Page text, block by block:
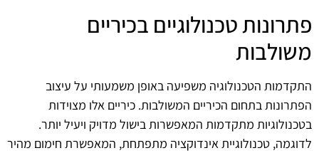
פתרונות טכנולוגיים בכיריים
משולבות
התקדמות הטכנולוגיה משפיעה באופן משמעותי על עיצוב
הפתרונות בתחום הכיריים המשולבות. כיריים אלו מצוידות
בטכנולוגיות מתקדמות המאפשרות בישול מדויק ויעיל יותר.
לדוגמה, טכנולוגיית אינדוקציה מתפתחת, המאפשרת חימום מהיר